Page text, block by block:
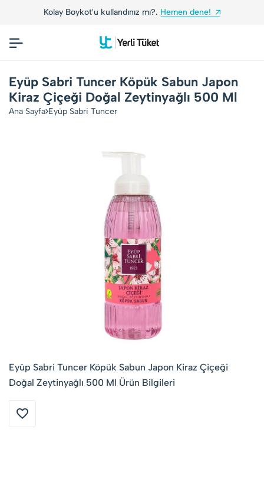
Kolay Boykot'u kullandınız mı?. Hemen dene!
Eyüp Sabri Tuncer Köpük Sabun Japon
Kiraz Çiçeği Doğal Zeytinyağlı 500 Ml
Ana Sayfa Eyüp Sabri Tuncer
Eyüp Sabri Tuncer Köpük Sabun Japon Kiraz Çiçeği
Doğal Zeytinyağlı 500 Ml Ürün Bilgileri